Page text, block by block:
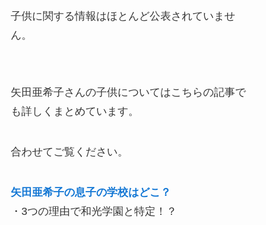
子供に関する情報はほとんど公表されていませ
ん。
矢田亜希子さんの子供についてはこちらの記事で
も詳しくまとめています。
合わせてご覧ください。
矢田亜希子の息子の学校はどこ？
・3つの理由で和光学園と特定！？